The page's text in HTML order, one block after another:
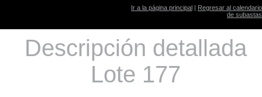
Ir a la página principal | Regresar al calendario
de subastas
Descripción detallada
Lote 177